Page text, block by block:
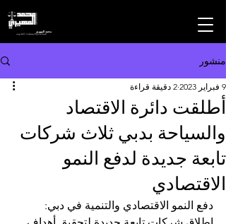
محمد المهيري
للمحاماه والاستشارات القانونيه
منشور
أطلقت دائرة الاقتصاد
والسياحة بدبي ثلاث شركات
تابعة جديدة لدفع النمو
الاقتصادي
9 فبراير 2023 2 دقيقة قراءة
دفع النمو الاقتصادي والتنمية في دبي: